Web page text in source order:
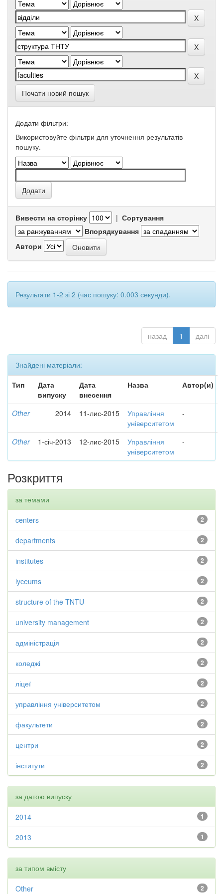
Почати новий пошук
Додати фільтри:
Використовуйте фільтри для уточнення результатів
пошуку.
Вивести на сторінку | Сортування
Впорядкування
Автори
Результати 1-2 зі 2 (час пошуку: 0.003 секунди).
назад 1 далі
Знайдені матеріали:
Тип
Дата
випуску
Дата
внесення
Назва Автор(и)
Other 2014 11-лис-2015
Управління
університетом
-
Other 1-січ-2013 12-лис-2015
Управління
університетом
-
Розкриття
за темами
2
centers
2
departments
2
institutes
2
lyceums
2
structure of the TNTU
2
university management
2
адміністрація
2
коледжі
2
ліцеї
2
управління університетом
2
факультети
2
центри
2
інститути
за датою випуску
1
2014
1
2013
за типом вмісту
2
Other